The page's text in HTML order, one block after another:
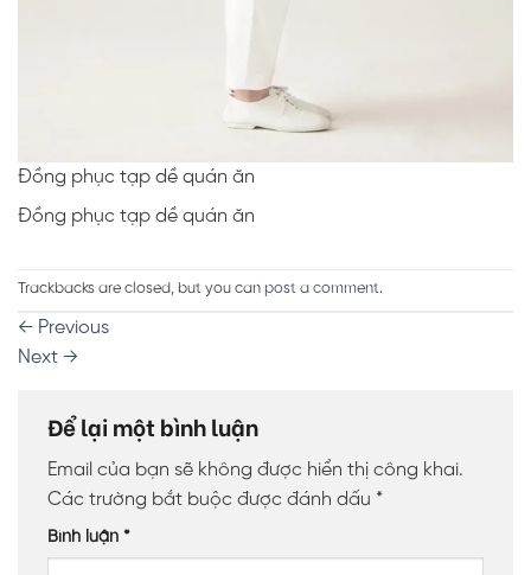
Đồng phục tạp dề quán ăn
Đồng phục tạp dề quán ăn
Trackbacks are closed, but you can post a comment.
← Previous
Next →
Để lại một bình luận
Email của bạn sẽ không được hiển thị công khai.
Các trường bắt buộc được đánh dấu *
Bình luận *